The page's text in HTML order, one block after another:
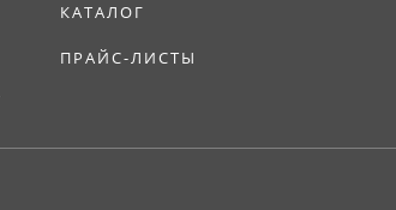
КАТАЛОГ
ПРАЙС-ЛИСТЫ